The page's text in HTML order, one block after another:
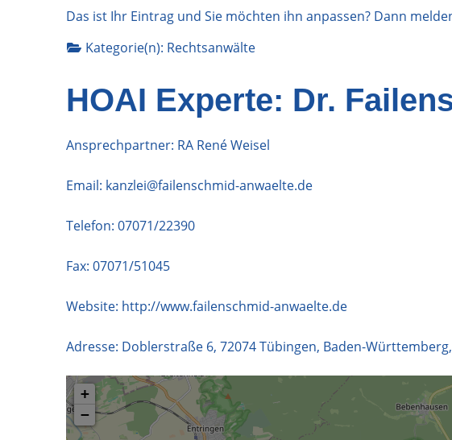
Das ist Ihr Eintrag und Sie möchten ihn anpassen? Dann
Kategorie(n): Rechtsanwälte
HOAI Experte: Dr.
Ansprechpartner: RA René Weisel
Email: kanzlei@failenschmid-anwaelte.de
Telefon: 07071/22390
Fax: 07071/51045
Website: http://www.failenschmid-anwaelte.de
Adresse: Doblerstraße 6, 72074Tübingen, Baden-Württemberg,
+
−